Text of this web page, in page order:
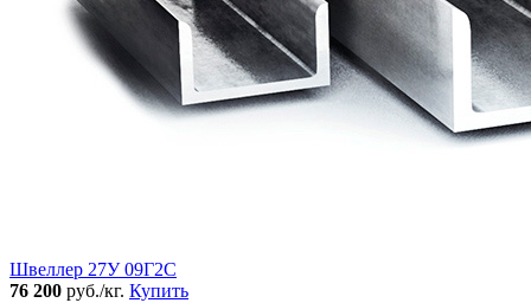
Швеллер 27У 09Г2С
76 200 руб./кг. Купить